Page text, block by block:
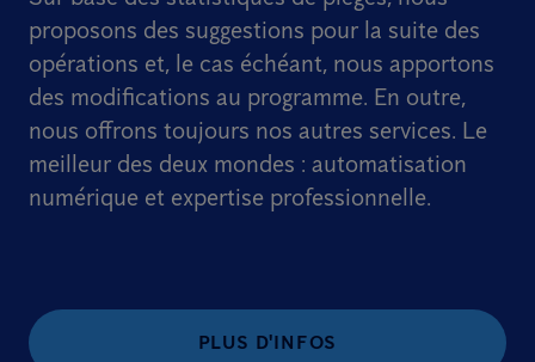
proposons des suggestions pour la suite des
opérations et, le cas échéant, nous apportons
des modifications au programme. En outre,
nous offrons toujours nos autres services. Le
meilleur des deux mondes : automatisation
numérique et expertise professionnelle.
PLUS D'INFOS